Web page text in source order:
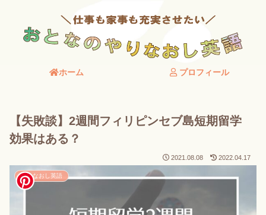
ホーム プロフィール
【失敗談】2週間フィリピンセブ島短期留学
効果はある？
2021.08.08 2022.04.17
やりなおし英語